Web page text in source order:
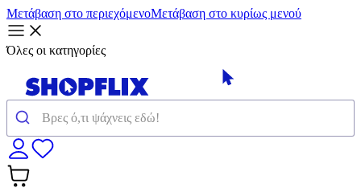
Μετάβαση στο περιεχόμενοΜετάβαση στο κυρίως μενού
Όλες οι κατηγορίες